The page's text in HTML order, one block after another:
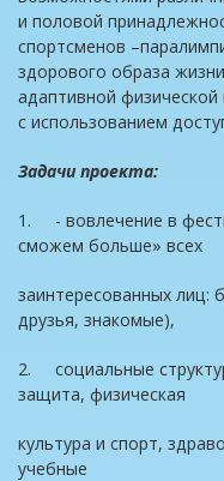
и половой
спортсменов
здорового образа
адаптивной
с использованием
Задачи проекта:
1. - вовлечение в
сможем больше» всех
заинтересованных лиц:
друзья, знакомые),
2. социальные
защита, физическая
культура и спорт,
учебные